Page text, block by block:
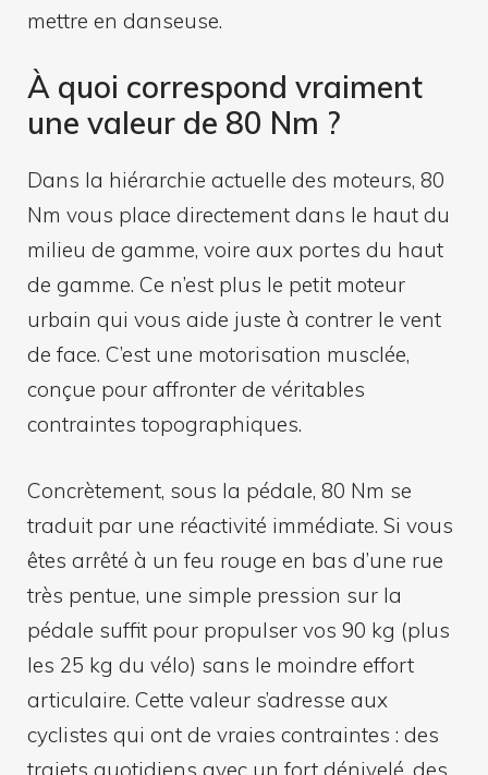
mettre en danseuse.
À quoi correspond vraiment
une valeur de 80 Nm ?
Dans la hiérarchie actuelle des moteurs, 80
Nm vous place directement dans le haut du
milieu de gamme, voire aux portes du haut
de gamme. Ce n’est plus le petit moteur
urbain qui vous aide juste à contrer le vent
de face. C’est une motorisation musclée,
conçue pour affronter de véritables
contraintes topographiques.
Concrètement, sous la pédale, 80 Nm se
traduit par une réactivité immédiate. Si vous
êtes arrêté à un feu rouge en bas d’une rue
très pentue, une simple pression sur la
pédale suffit pour propulser vos 90 kg (plus
les 25 kg du vélo) sans le moindre effort
articulaire. Cette valeur s’adresse aux
cyclistes qui ont de vraies contraintes : des
trajets quotidiens avec un fort dénivelé, des